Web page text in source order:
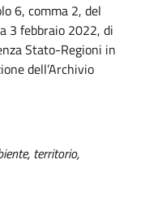
6, comma 2, del
3 febbraio 2022, di
Stato-Regioni in
dell’Archivio
territorio,